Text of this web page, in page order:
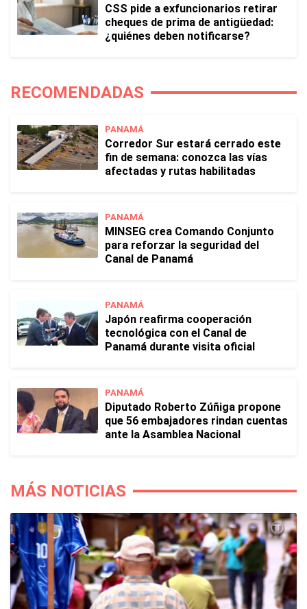
CSS pide a exfuncionarios retirar
cheques de prima de antigüedad:
¿quiénes deben notificarse?
RECOMENDADAS
PANAMÁ
Corredor Sur estará cerrado este
fin de semana: conozca las vías
afectadas y rutas habilitadas
PANAMÁ
MINSEG crea Comando Conjunto
para reforzar la seguridad del
Canal de Panamá
PANAMÁ
Japón reafirma cooperación
tecnológica con el Canal de
Panamá durante visita oficial
PANAMÁ
Diputado Roberto Zúñiga propone
que 56 embajadores rindan cuentas
ante la Asamblea Nacional
MÁS NOTICIAS